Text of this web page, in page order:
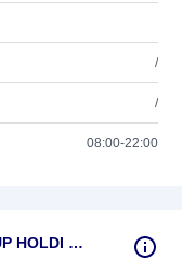
/
/
08:00-22:00
Fundamentale Kennzahlen R+S GROUP HOLDI CUM.PREF.